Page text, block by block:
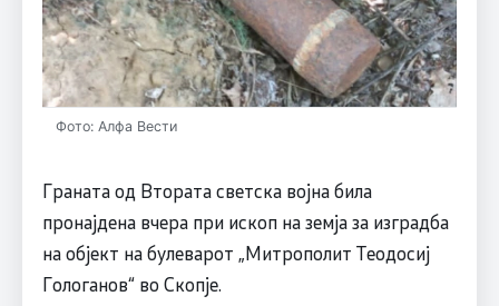
Фото: Алфа Вести
Граната од Втората светска војна била
пронајдена вчера при ископ на земја за изградба
на објект на булеварот „Митрополит Теодосиј
Гологанов“ во Скопје.